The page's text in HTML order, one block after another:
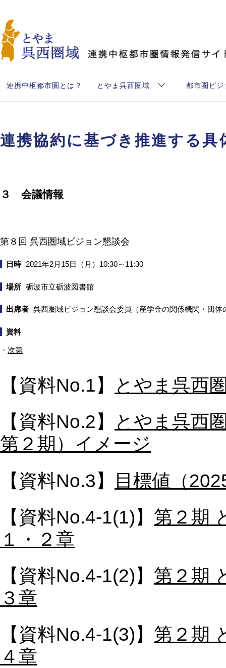
連携中枢都市圏とは？ とやま呉西圏域 都市圏ビジ
連携協約に基づき推進する具
３ 会議情報
第８回 呉西圏域ビジョン懇談会
日時 2021年2月15日（月）10:30～11:30
場所 砺波市立砺波図書館
出席者 呉西圏域ビジョン懇談会委員（産学金の関係機関・団
資料
・ 次第
【資料No.1】
とやま呉西
【資料No.2】
とやま呉西
第２期）イメージ
【資料No.3】
目標値（
【資料No.4-1(1)】 第２期
１・２章
【資料No.4-1(2)】 第２期
３章
【資料No.4-1(3)】 第２期
４章